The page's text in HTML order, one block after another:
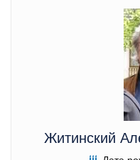
Житинский